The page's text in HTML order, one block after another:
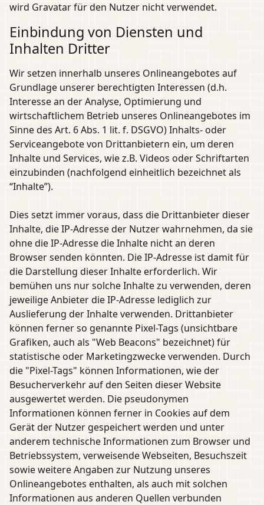
wird Gravatar für den Nutzer nicht verwendet.
Einbindung von Diensten und
Inhalten Dritter
Wir setzen innerhalb unseres Onlineangebotes auf
Grundlage unserer berechtigten Interessen (d.h.
Interesse an der Analyse, Optimierung und
wirtschaftlichem Betrieb unseres Onlineangebotes im
Sinne des Art. 6 Abs. 1 lit. f. DSGVO) Inhalts- oder
Serviceangebote von Drittanbietern ein, um deren
Inhalte und Services, wie z.B. Videos oder Schriftarten
einzubinden (nachfolgend einheitlich bezeichnet als
“Inhalte”).
Dies setzt immer voraus, dass die Drittanbieter dieser
Inhalte, die IP-Adresse der Nutzer wahrnehmen, da sie
ohne die IP-Adresse die Inhalte nicht an deren
Browser senden könnten. Die IP-Adresse ist damit für
die Darstellung dieser Inhalte erforderlich. Wir
bemühen uns nur solche Inhalte zu verwenden, deren
jeweilige Anbieter die IP-Adresse lediglich zur
Auslieferung der Inhalte verwenden. Drittanbieter
können ferner so genannte Pixel-Tags (unsichtbare
Grafiken, auch als "Web Beacons" bezeichnet) für
statistische oder Marketingzwecke verwenden. Durch
die "Pixel-Tags" können Informationen, wie der
Besucherverkehr auf den Seiten dieser Website
ausgewertet werden. Die pseudonymen
Informationen können ferner in Cookies auf dem
Gerät der Nutzer gespeichert werden und unter
anderem technische Informationen zum Browser und
Betriebssystem, verweisende Webseiten, Besuchszeit
sowie weitere Angaben zur Nutzung unseres
Onlineangebotes enthalten, als auch mit solchen
Informationen aus anderen Quellen verbunden